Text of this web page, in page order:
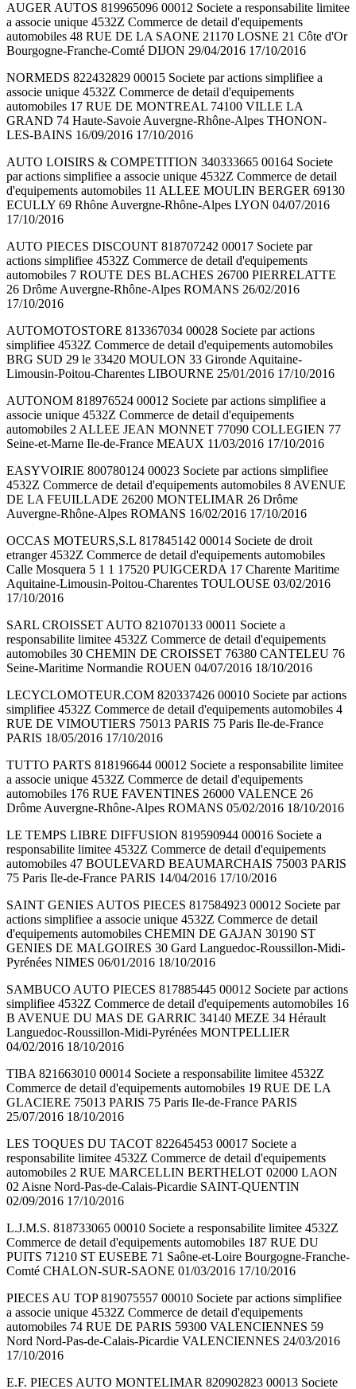
AUGER AUTOS 819965096 00012 Societe a responsabilite limitee
a associe unique 4532Z Commerce de detail d'equipements
automobiles 48 RUE DE LA SAONE 21170 LOSNE 21 Côte d'Or
Bourgogne-Franche-Comté DIJON 29/04/2016 17/10/2016
NORMEDS 822432829 00015 Societe par actions simplifiee a
associe unique 4532Z Commerce de detail d'equipements
automobiles 17 RUE DE MONTREAL 74100 VILLE LA
GRAND 74 Haute-Savoie Auvergne-Rhône-Alpes THONON-
LES-BAINS 16/09/2016 17/10/2016
AUTO LOISIRS & COMPETITION 340333665 00164 Societe
par actions simplifiee a associe unique 4532Z Commerce de detail
d'equipements automobiles 11 ALLEE MOULIN BERGER 69130
ECULLY 69 Rhône Auvergne-Rhône-Alpes LYON 04/07/2016
17/10/2016
AUTO PIECES DISCOUNT 818707242 00017 Societe par
actions simplifiee 4532Z Commerce de detail d'equipements
automobiles 7 ROUTE DES BLACHES 26700 PIERRELATTE
26 Drôme Auvergne-Rhône-Alpes ROMANS 26/02/2016
17/10/2016
AUTOMOTOSTORE 813367034 00028 Societe par actions
simplifiee 4532Z Commerce de detail d'equipements automobiles
BRG SUD 29 le 33420 MOULON 33 Gironde Aquitaine-
Limousin-Poitou-Charentes LIBOURNE 25/01/2016 17/10/2016
AUTONOM 818976524 00012 Societe par actions simplifiee a
associe unique 4532Z Commerce de detail d'equipements
automobiles 2 ALLEE JEAN MONNET 77090 COLLEGIEN 77
Seine-et-Marne Ile-de-France MEAUX 11/03/2016 17/10/2016
EASYVOIRIE 800780124 00023 Societe par actions simplifiee
4532Z Commerce de detail d'equipements automobiles 8 AVENUE
DE LA FEUILLADE 26200 MONTELIMAR 26 Drôme
Auvergne-Rhône-Alpes ROMANS 16/02/2016 17/10/2016
OCCAS MOTEURS,S.L 817845142 00014 Societe de droit
etranger 4532Z Commerce de detail d'equipements automobiles
Calle Mosquera 5 1 1 17520 PUIGCERDA 17 Charente Maritime
Aquitaine-Limousin-Poitou-Charentes TOULOUSE 03/02/2016
17/10/2016
SARL CROISSET AUTO 821070133 00011 Societe a
responsabilite limitee 4532Z Commerce de detail d'equipements
automobiles 30 CHEMIN DE CROISSET 76380 CANTELEU 76
Seine-Maritime Normandie ROUEN 04/07/2016 18/10/2016
LECYCLOMOTEUR.COM 820337426 00010 Societe par actions
simplifiee 4532Z Commerce de detail d'equipements automobiles 4
RUE DE VIMOUTIERS 75013 PARIS 75 Paris Ile-de-France
PARIS 18/05/2016 17/10/2016
TUTTO PARTS 818196644 00012 Societe a responsabilite limitee
a associe unique 4532Z Commerce de detail d'equipements
automobiles 176 RUE FAVENTINES 26000 VALENCE 26
Drôme Auvergne-Rhône-Alpes ROMANS 05/02/2016 18/10/2016
LE TEMPS LIBRE DIFFUSION 819590944 00016 Societe a
responsabilite limitee 4532Z Commerce de detail d'equipements
automobiles 47 BOULEVARD BEAUMARCHAIS 75003 PARIS
75 Paris Ile-de-France PARIS 14/04/2016 17/10/2016
SAINT GENIES AUTOS PIECES 817584923 00012 Societe par
actions simplifiee a associe unique 4532Z Commerce de detail
d'equipements automobiles CHEMIN DE GAJAN 30190 ST
GENIES DE MALGOIRES 30 Gard Languedoc-Roussillon-Midi-
Pyrénées NIMES 06/01/2016 18/10/2016
SAMBUCO AUTO PIECES 817885445 00012 Societe par actions
simplifiee 4532Z Commerce de detail d'equipements automobiles 16
B AVENUE DU MAS DE GARRIC 34140 MEZE 34 Hérault
Languedoc-Roussillon-Midi-Pyrénées MONTPELLIER
04/02/2016 18/10/2016
TIBA 821663010 00014 Societe a responsabilite limitee 4532Z
Commerce de detail d'equipements automobiles 19 RUE DE LA
GLACIERE 75013 PARIS 75 Paris Ile-de-France PARIS
25/07/2016 18/10/2016
LES TOQUES DU TACOT 822645453 00017 Societe a
responsabilite limitee 4532Z Commerce de detail d'equipements
automobiles 2 RUE MARCELLIN BERTHELOT 02000 LAON
02 Aisne Nord-Pas-de-Calais-Picardie SAINT-QUENTIN
02/09/2016 17/10/2016
L.J.M.S. 818733065 00010 Societe a responsabilite limitee 4532Z
Commerce de detail d'equipements automobiles 187 RUE DU
PUITS 71210 ST EUSEBE 71 Saône-et-Loire Bourgogne-Franche-
Comté CHALON-SUR-SAONE 01/03/2016 17/10/2016
PIECES AU TOP 819075557 00010 Societe par actions simplifiee
a associe unique 4532Z Commerce de detail d'equipements
automobiles 74 RUE DE PARIS 59300 VALENCIENNES 59
Nord Nord-Pas-de-Calais-Picardie VALENCIENNES 24/03/2016
17/10/2016
E.F. PIECES AUTO MONTELIMAR 820902823 00013 Societe